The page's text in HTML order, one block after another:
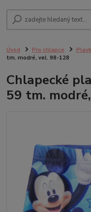
Úvod Pro chlapce
tm. modré, vel. 98-128
Chlapecké
59 tm.